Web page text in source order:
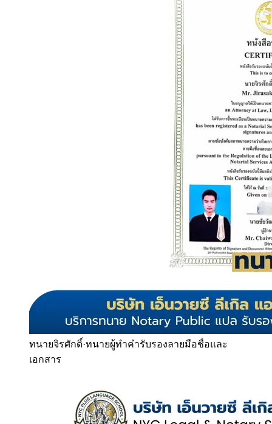
ทนายจิรศักดิ์·ทนายผู้ทำคำรับรองลายมือชื่อและ
เอกสาร